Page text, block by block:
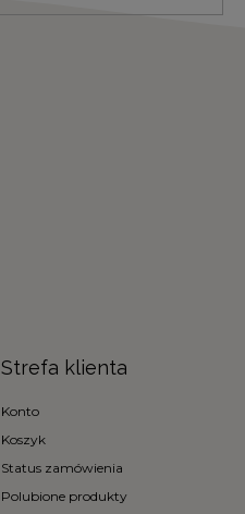
Strefa klienta
Konto
Koszyk
Status zamówienia
Polubione produkty